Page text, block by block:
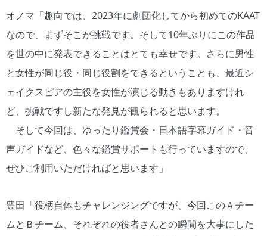
オノマ「趣向では、2023年に劇団化してから初めてのKAAT
なので、まずそこが挑戦です。そして10年ぶりにこの作品
を世の中に発表できることはとても幸せです。さらに男性
と女性が同じ役・同じ役割をできるということも、最近シ
ェイクスピアの主役を女性が演じる動きもありますけれ
ど、挑戦ですし新たな発見が観られると思います。
そして今回は、ゆったり鑑賞会・日本語字幕ガイド・音
声ガイドなど、色々な鑑賞サポートも行っていますので、
ぜひご利用いただければと思います」
豊田「役柄自体もチャレンジングですが、今回このＡチー
ムとＢチーム、それぞれの役者さんとの瞬間を大事にした